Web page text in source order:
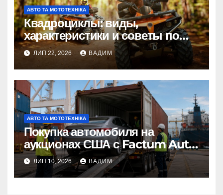
АВТО ТА МОТОТЕХНІКА
Квадроциклы: виды,
характеристики и советы по
выбору
ЛИП 22, 2026 ВАДИМ
АВТО ТА МОТОТЕХНІКА
Покупка автомобиля на
аукционах США с Factum Auto
– от выбора до готовой
машины
ЛИП 10, 2026 ВАДИМ